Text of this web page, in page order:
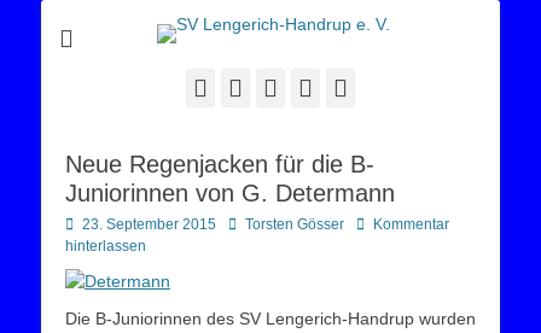
SV Lengerich-
Handrup e. V.
Sportverein Lengerich Handrup
Facebook
Twitter YouTube
Neue Regenjacken für die B-
Juniorinnen von G. Determann
Posted
on
23. September 2015 AutorTorsten Gösser
Kommentar
hinterlassen
Die B-Juniorinnen des SV Lengerich-Handrup wurden